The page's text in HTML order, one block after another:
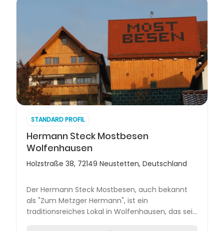
STANDARD PROFIL
Hermann Steck Mostbesen
Wolfenhausen
Holzstraße 38, 72149 Neustetten, Deutschland
Der Hermann Steck Mostbesen, auch bekannt
als "Zum Metzger Hermann", ist ein
traditionsreiches Lokal in Wolfenhausen, das seit